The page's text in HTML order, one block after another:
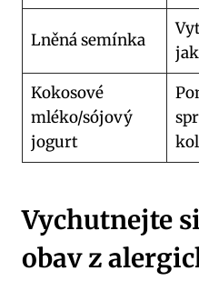
Lněná semínka
Kokosové
mléko/sójový
jogurt
Vychutnejte
obav z